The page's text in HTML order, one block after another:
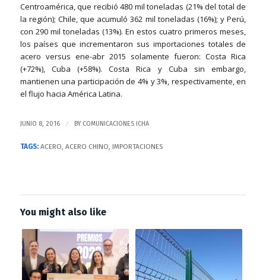
Centroamérica, que recibió 480 mil toneladas (21% del total de
la región); Chile, que acumuló 362 mil toneladas (16%); y Perú,
con 290 mil toneladas (13%). En estos cuatro primeros meses,
los países que incrementaron sus importaciones totales de
acero versus ene-abr 2015 solamente fueron: Costa Rica
(+72%), Cuba (+58%). Costa Rica y Cuba sin embargo,
mantienen una participación de 4% y 3%, respectivamente, en
el flujo hacia América Latina.
JUNIO 8, 2016 / BY COMUNICACIONES ICHA
TAGS: ACERO ACERO CHINO IMPORTACIONES
You might also like